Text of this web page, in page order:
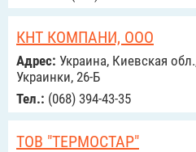
КНТ КОМПАНИ, ООО
Адрес: Украина, Киевская
Украинки, 26-Б
Тел.: (068) 394-43-35
ТОВ "ТЕРМОСТАР"